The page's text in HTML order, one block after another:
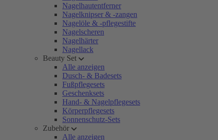
Nagelhautentferner
Nagelknipser & -zangen
Nagelöle & -pflegestifte
Nagelscheren
Nagelhärter
Nagellack
Beauty Set
Alle anzeigen
Dusch- & Badesets
Fußpflegesets
Geschenksets
Hand- & Nagelpflegesets
Körperpflegesets
Sonnenschutz-Sets
Zubehör
Alle anzeigen